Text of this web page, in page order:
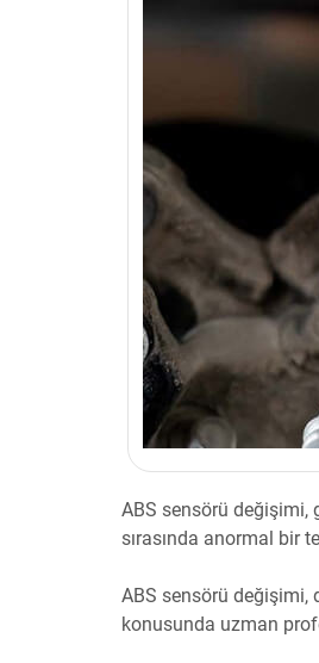
ABS sensörü değişimi,
sırasında anormal bir
ABS sensörü değişimi,
konusunda uzman